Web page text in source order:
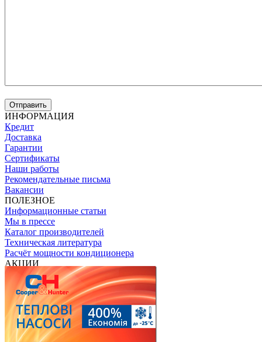
ИНФОРМАЦИЯ
Кредит
Доставка
Гарантии
Сертификаты
Наши работы
Рекомендательные письма
Вакансии
ПОЛЕЗНОЕ
Информационные статьи
Мы в прессе
Каталог производителей
Техническая литература
Расчёт мощности кондиционера
АКЦИИ